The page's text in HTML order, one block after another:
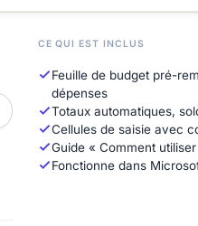
CE QUI EST INCLUS
Feuille de budget pré-
dépenses
Totaux automatiques,
Cellules de saisie avec
Guide « Comment
Fonctionne dans